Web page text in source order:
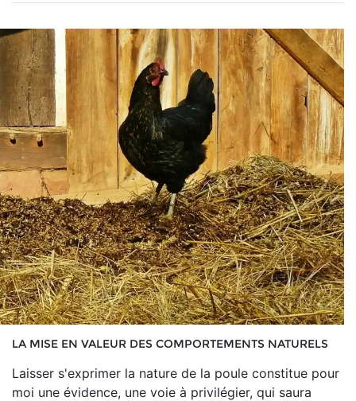
LA MISE EN VALEUR DES COMPORTEMENTS NATURELS
Laisser s'exprimer la nature de la poule constitue pour
moi une évidence, une voie à privilégier, qui saura